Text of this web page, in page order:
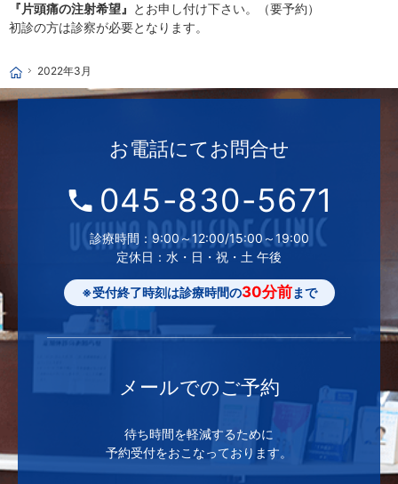
『片頭痛の注射希望』 とお申し付け下さい。（要予約）
初診の方は診察が必要となります。
ホーム
2022年3月
お電話にてお問合せ
045-830-5671
診療時間：9:00～12:00/15:00～19:00
定休日：水・日・祝・土 午後
※受付終了時刻は診療時間の30分前まで
メールでのご予約
待ち時間を軽減するために
予約受付をおこなっております。